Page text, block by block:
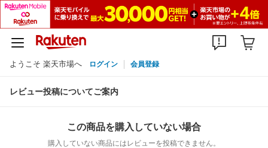
ようこそ 楽天市場へ ログイン 会員登録
レビュー投稿についてご案内
この商品を購入していない場合
購入していない商品にはレビューを投稿できません。